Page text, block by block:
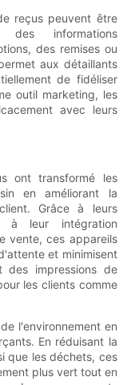
reçus peuvent être
informations
des remises ou
aux détaillants
de fidéliser
outil marketing, les
avec leurs
ont transformé les
en améliorant la
Grâce à leurs
à leur intégration
vente, ces appareils
et minimisent
des impressions de
les clients comme
l'environnement en
En réduisant la
que les déchets, ces
plus vert tout en